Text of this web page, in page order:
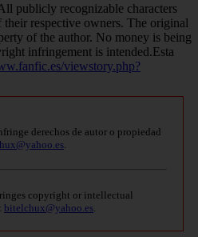
publicly recognizable characters
their respective owners. The original
of the author. No money is being
infringement is intended.Esta
viewstory.php?
derechos de autor o propiedad
copyright or intellectual
bitelchux@yahoo.es